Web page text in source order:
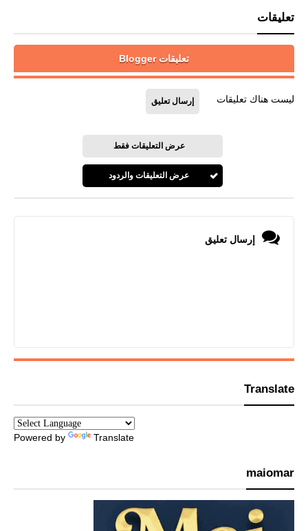
تعليقات
تعليقات Blogger
ليست هناك تعليقات إرسال تعليق
عرض التعليقات فقط
عرض التعليقات والردود
إرسال تعليق
Translate
Powered by Translate
maiomar